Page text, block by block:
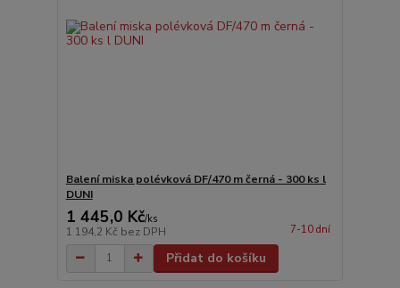
Balení miska polévková DF/470 m černá - 300 ks l
DUNI
1 445,0 Kč/ks
1 194,2 Kč bez DPH 7-10 dní
Přidat do košíku